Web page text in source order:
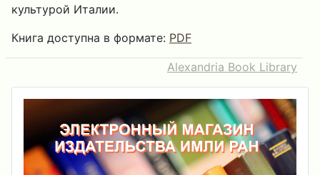
культурой Италии.
Книга доступна в формате: PDF
Alexandria Book Library